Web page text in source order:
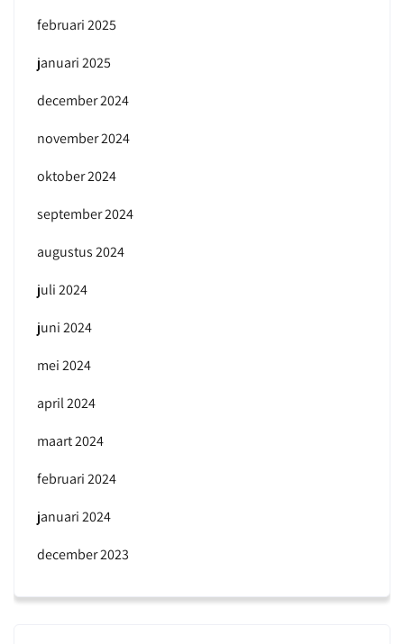
februari 2025
januari 2025
december 2024
november 2024
oktober 2024
september 2024
augustus 2024
juli 2024
juni 2024
mei 2024
april 2024
maart 2024
februari 2024
januari 2024
december 2023